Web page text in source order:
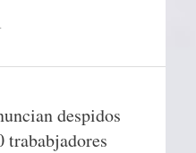
despidos
trababjadores